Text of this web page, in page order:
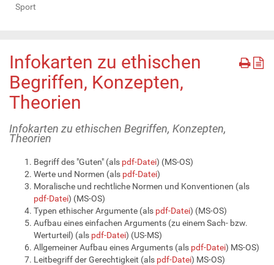
Sport
Infokarten zu ethischen
Begriffen, Konzepten,
Theorien
Infokarten zu ethischen Begriffen, Konzepten,
Theorien
Begriff des "Guten" (als pdf-Datei) (MS-OS)
Werte und Normen (als pdf-Datei)
Moralische und rechtliche Normen und Konventionen (als
pdf-Datei) (MS-OS)
Typen ethischer Argumente (als pdf-Datei) (MS-OS)
Aufbau eines einfachen Arguments (zu einem Sach- bzw.
Werturteil) (als pdf-Datei) (US-MS)
Allgemeiner Aufbau eines Arguments (als pdf-Datei) MS-OS)
Leitbegriff der Gerechtigkeit (als pdf-Datei) MS-OS)